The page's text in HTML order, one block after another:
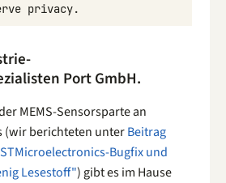
privacy.
Port GmbH.
MEMS-Sensorsparte an
(wir berichteten unterBeitrag
Bugfix und
Lesestoff") gibt es im Hause